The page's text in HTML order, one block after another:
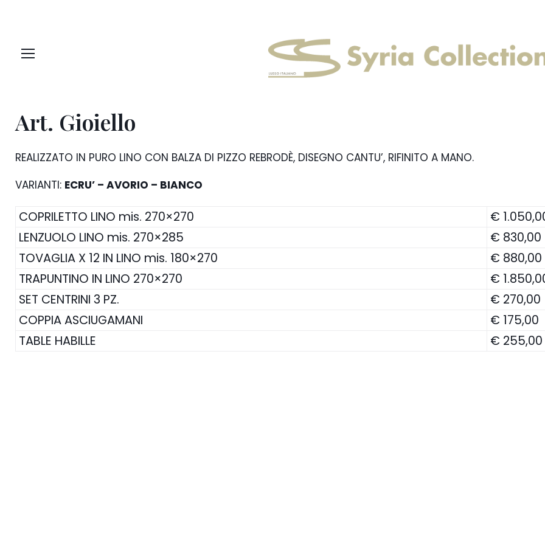
Art. Gioiello
REALIZZATO IN PURO LINO CON BALZA DI PIZZO REBRODÈ, DISEGNO CANTU’, RIFINITO A MANO.
VARIANTI: ECRU’ – AVORIO – BIANCO
COPRILETTO LINO mis. 270×270
€
LENZUOLO LINO mis. 270×285
€ 830,00
TOVAGLIA X 12 IN LINO mis. 180×270
€ 880,00
TRAPUNTINO IN LINO 270×270
€
SET CENTRINI 3 PZ.
€ 270,00
COPPIA ASCIUGAMANI
€ 175,00
TABLE HABILLE
€ 255,00